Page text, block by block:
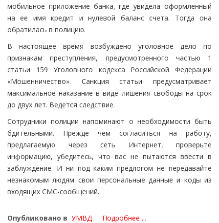
мобильное приложение банка, где увидела оформленный
на ее имя кредит и нулевой баланс счета. Тогда она
обратилась в полицию.
В настоящее время возбуждено уголовное дело по
признакам преступления, предусмотренного частью 1
статьи 159 Уголовного кодекса Российской Федерации
«Мошенничество». Санкция статьи предусматривает
максимальное наказание в виде лишения свободы на срок
до двух лет. Ведется следствие.
Сотрудники полиции напоминают о необходимости быть
бдительными. Прежде чем согласиться на работу,
предлагаемую через сеть Интернет, проверьте
информацию, убедитесь, что вас не пытаются ввести в
заблуждение. И ни под каким предлогом не передавайте
незнакомым людям свои персональные данные и коды из
входящих СМС-сообщений.
Опубликовано в УМВД Подробнее ...